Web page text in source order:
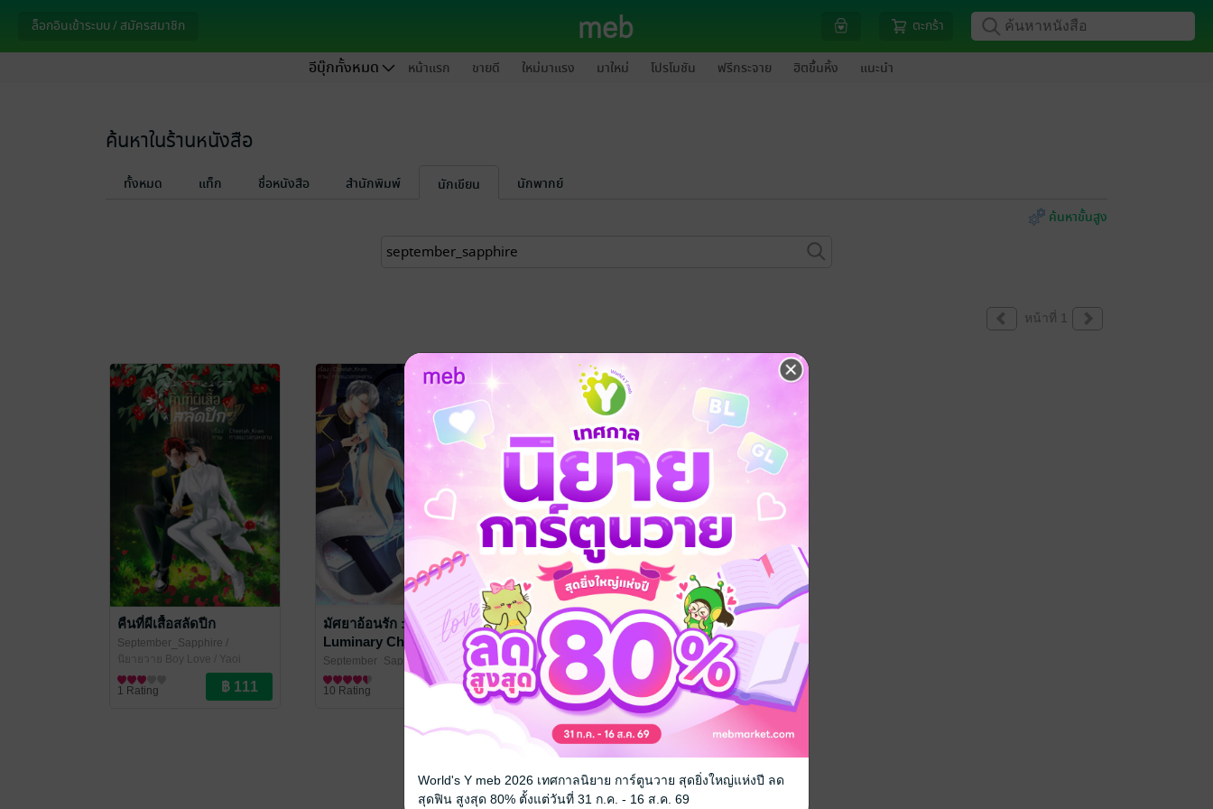
ล็อกอินเข้าระบบ / สมัครสมาชิก ตะกร้า
อีบุ๊กทั้งหมด หน้าแรก ขายดี ใหม่มาแรง มาใหม่ โปรโมชัน ฟรีกระจาย ฮิตขึ้นหิ้ง แนะนำ
ค้นหาในร้านหนังสือ
ทั้งหมด แท็ก ชื่อหนังสือ สำนักพิมพ์ นักเขียน
นักพากย์
ค้นหาขั้นสูง
หน้าที่ 1
คืนที่ผีเสื้อสลัดปีก
September_Sapphire /
Kiragone
นิยายวาย Boy Love / Yaoi
1 Rating
มัศยาอ้อนรัก : The
Luminary Chronicle
September_Sapphire
Kiragone
นิยายวาย Boy Love / Yaoi
10 Rating
หน้าที่ 1
World's Y meb 2026 เทศกาลนิยาย การ์ตูนวาย สุดยิ่งใหญ่แห่งปี ลด
สุดฟิน สูงสุด 80% ตั้งแต่วันที่ 31 ก.ค. - 16 ส.ค. 69